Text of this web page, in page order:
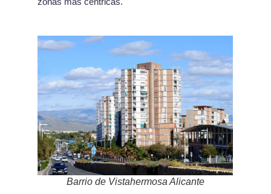
Barrio de Vistahermosa Alicante